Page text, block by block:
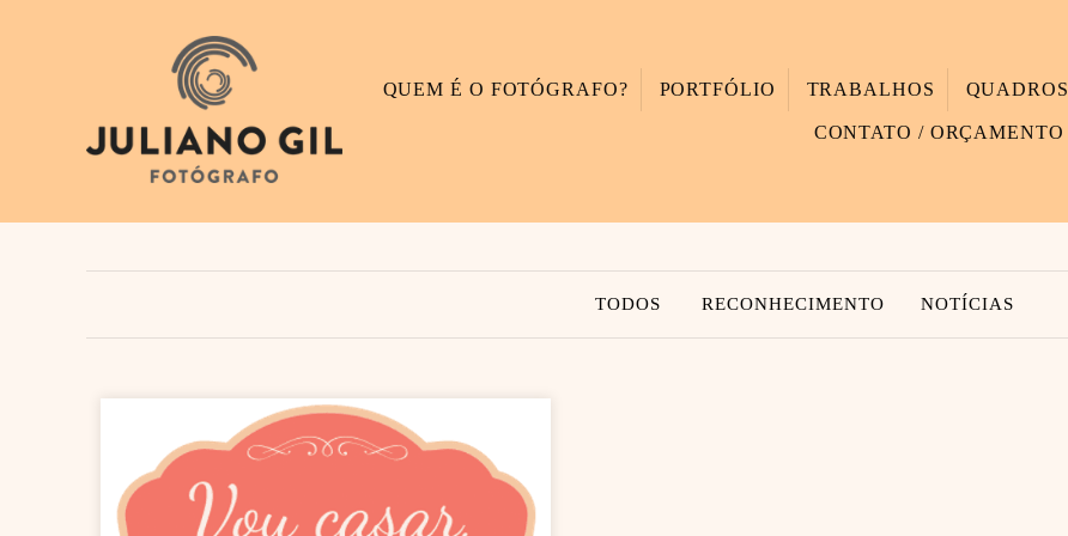
QUEM É O FOTÓGRAFO? PORTFÓLIO TRABALHOS QUADROS
CONTATO / ORÇAMENTO
TODOS RECONHECIMENTO NOTÍCIAS